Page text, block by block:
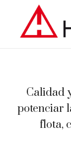
Calidad
potenciar
flota,